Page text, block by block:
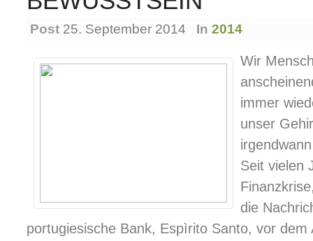
Post 25. September 2014 In 2014
Wir
immer
unser
Seit vielen
die
portugiesische Bank, Espìrito Santo, vor